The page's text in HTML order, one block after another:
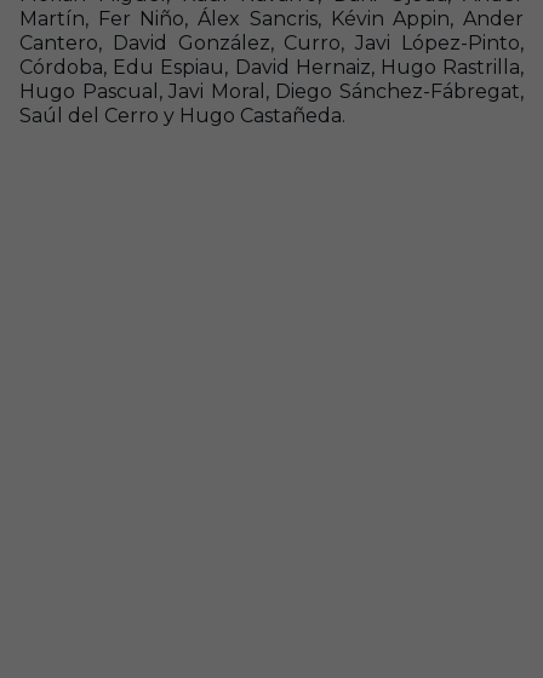
Martín, Fer Niño, Álex Sancris, Kévin Appin, Ander
Cantero, David González, Curro, Javi López-Pinto,
Córdoba, Edu Espiau, David Hernaiz, Hugo Rastrilla,
Hugo Pascual, Javi Moral, Diego Sánchez-Fábregat,
Saúl del Cerro y Hugo Castañeda.